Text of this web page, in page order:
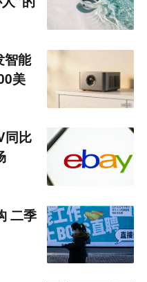
能
美
同比
二季